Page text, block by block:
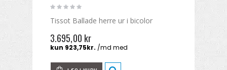
Tissot Ballade herre ur i bicolor
3.695,00 kr